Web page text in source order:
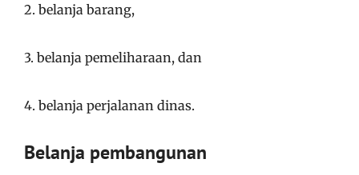
2. belanja barang,
3. belanja pemeliharaan, dan
4. belanja perjalanan dinas.
Belanja pembangunan